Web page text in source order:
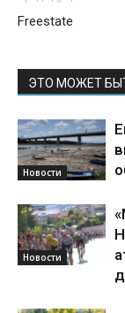
Freestate
ЭТО МОЖЕТ
Новости
Новости